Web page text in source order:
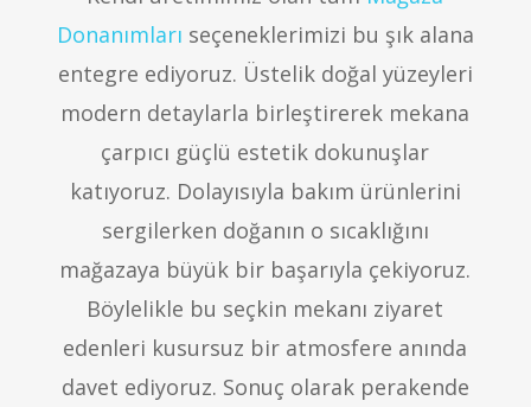
Donanımları seçeneklerimizi bu şık alana
entegre ediyoruz. Üstelik doğal yüzeyleri
modern detaylarla birleştirerek mekana
çarpıcı güçlü estetik dokunuşlar
katıyoruz. Dolayısıyla bakım ürünlerini
sergilerken doğanın o sıcaklığını
mağazaya büyük bir başarıyla çekiyoruz.
Böylelikle bu seçkin mekanı ziyaret
edenleri kusursuz bir atmosfere anında
davet ediyoruz. Sonuç olarak perakende